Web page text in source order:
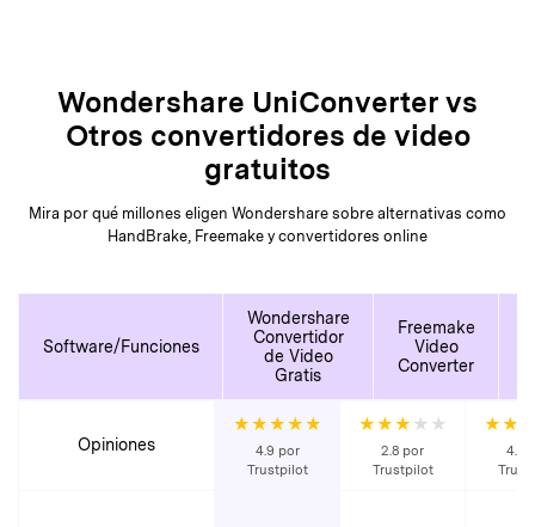
Wondershare UniConverter vs
Otros convertidores de video
gratuitos
Mira por qué millones eligen Wondershare sobre alternativas como
HandBrake, Freemake y convertidores online
Software/Funciones
Wondershare
Convertidor
de Video
Gratis
Freemake
Video
Converter
Opiniones
★★★★★
4.9 por
Trustpilot
★★★ ★★
2.8 por
Trustpilot
4.2